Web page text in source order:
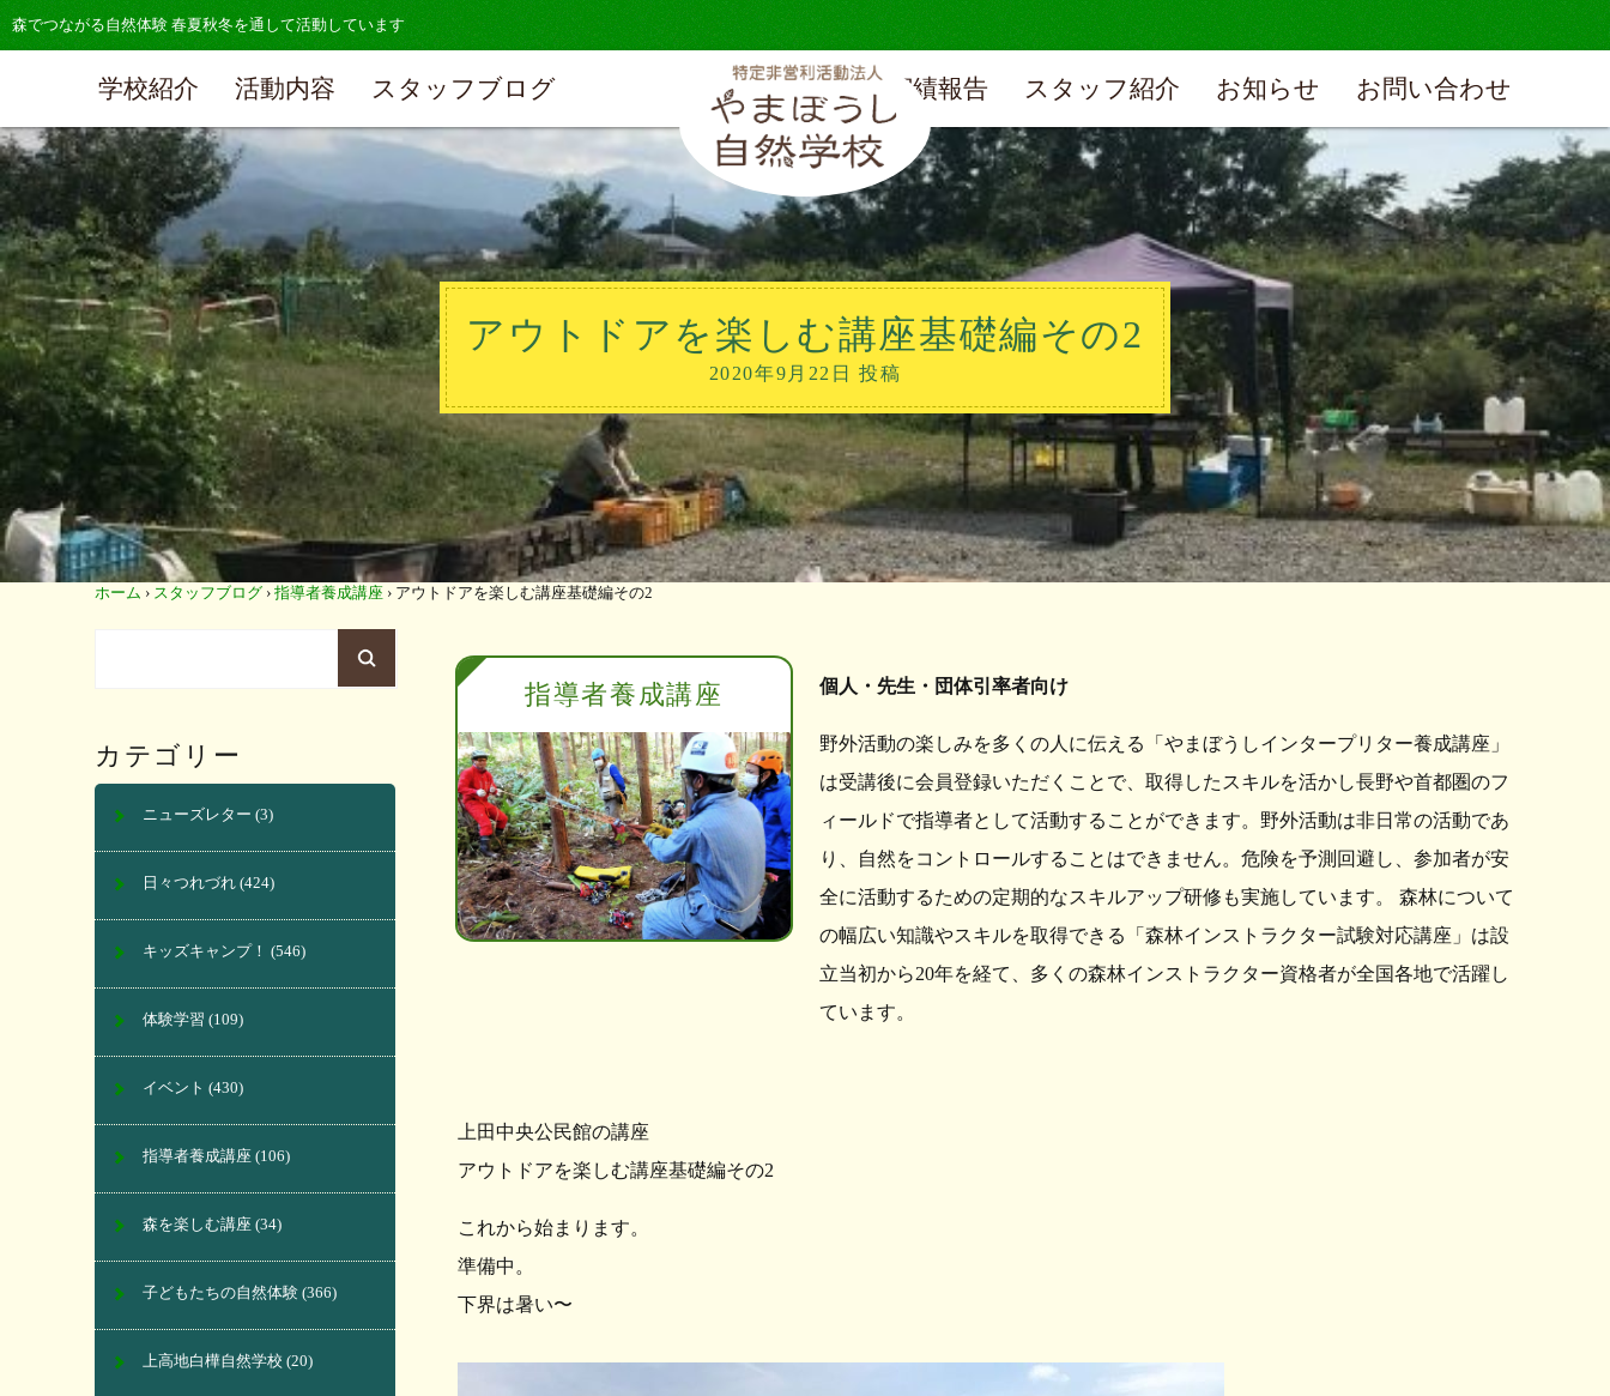
森でつながる自然体験 春夏秋冬を通して活動しています
学校紹介 活動内容 スタッフブログ 実績報告 スタッフ紹介 お知らせ お問い合わせ
アウトドアを楽しむ講座基礎編その2
2020年9月22日 投稿
ホーム › スタッフブログ › 指導者養成講座 › アウトドアを楽しむ講座基礎編その2
指導者養成講座 個人・先生・団体引率者向け
野外活動の楽しみを多くの人に伝える「やまぼうしインタープリター養成講座」
は受講後に会員登録いただくことで、取得したスキルを活かし長野や首都圏のフ
ィールドで指導者として活動することができます。野外活動は非日常の活動であ
り、自然をコントロールすることはできません。危険を予測回避し、参加者が安
全に活動するための定期的なスキルアップ研修も実施しています。 森林について
の幅広い知識やスキルを取得できる「森林インストラクター試験対応講座」は設
立当初から20年を経て、多くの森林インストラクター資格者が全国各地で活躍し
ています。
上田中央公民館の講座
アウトドアを楽しむ講座基礎編その2
これから始まります。
準備中。
下界は暑い〜
カテゴリー
ニューズレター (3)
日々つれづれ (424)
キッズキャンプ！ (546)
体験学習 (109)
イベント (430)
指導者養成講座 (106)
森を楽しむ講座 (34)
子どもたちの自然体験 (366)
上高地白樺自然学校 (20)